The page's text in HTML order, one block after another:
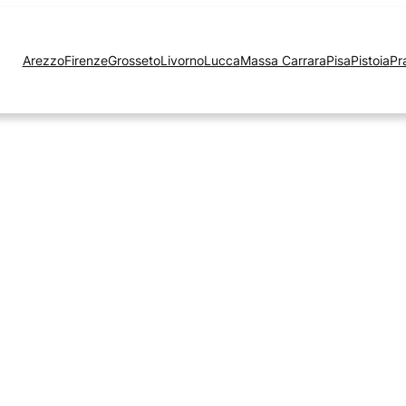
ArezzoFirenzeGrossetoLivornoLuccaMassa CarraraPisaPistoia